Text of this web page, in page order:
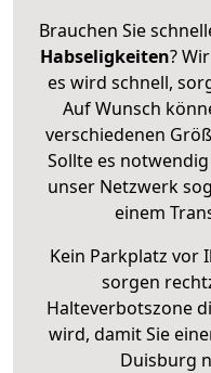
Brauchen Sie
Habseligkeiten?
es wird schnell,
Auf Wunsch
verschiedenen
Sollte es
unser Netzwerk
einem
Kein Parkplatz vor
sorgen
Halteverbotszone
wird, damit Sie
Duisburg